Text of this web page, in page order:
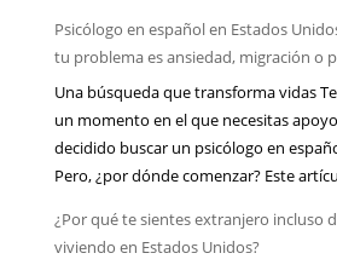
mental
más
de
lo
que
piensas
Psicólogo en español en Estados
tu problema es ansiedad, migración o
Una búsqueda que transforma vidas
un momento en el que necesitas
decidido buscar un psicólogo en
Pero, ¿por dónde comenzar? Este
¿Por qué te sientes extranjero incluso
viviendo en Estados Unidos?